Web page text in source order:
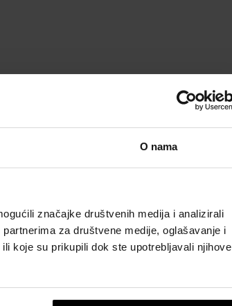
O nama
značajke društvenih medija i analizirali
za društvene medije, oglašavanje i
koje su prikupili dok ste upotrebljavali njihove